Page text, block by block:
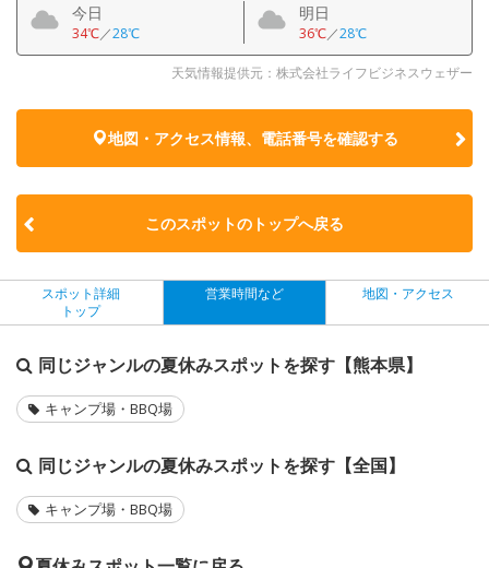
今日
34℃／28℃
明日
36℃／28℃
天気情報提供元：株式会社ライフビジネスウェザー
地図・アクセス情報、電話番号を確認する
このスポットのトップへ戻る
スポット詳細
トップ
営業時間など 地図・アクセス
同じジャンルの夏休みスポットを探す【熊本県】
キャンプ場・BBQ場
同じジャンルの夏休みスポットを探す【全国】
キャンプ場・BBQ場